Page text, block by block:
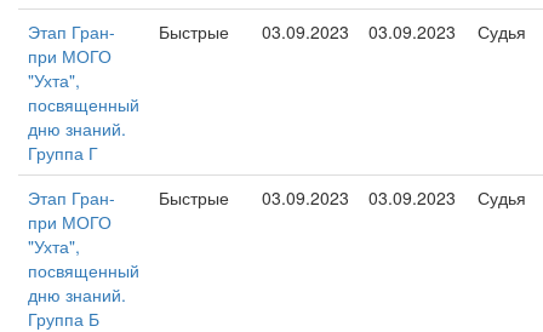
Этап Гран-
при МОГО
"Ухта",
посвященный
дню знаний.
Группа Г
Быстрые 03.09.2023 03.09.2023 Судья
Этап Гран-
при МОГО
"Ухта",
посвященный
дню знаний.
Группа Б
Быстрые 03.09.2023 03.09.2023 Судья